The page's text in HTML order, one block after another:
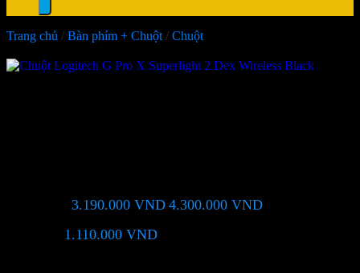
Trang chủ / Bàn phím + Chuột / Chuột
3.190.000 VND 4.300.000 VND
1.110.000 VND